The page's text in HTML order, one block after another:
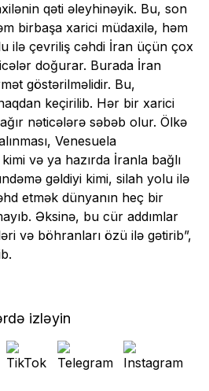
qəti əleyhinəyik. Bu, son
birbaşa xarici müdaxilə, həm
ilə çevriliş cəhdi İran üçün çox
doğurar. Burada İran
göstərilməlidir. Bu,
keçirilib. Hər bir xarici
nəticələrə səbəb olur. Ölkə
Venesuela
və ya hazırda İranla bağlı
gəldiyi kimi, silah yolu ilə
etmək dünyanın heç bir
Əksinə, bu cür addımlar
və böhranları özü ilə gətirib”,
izləyin